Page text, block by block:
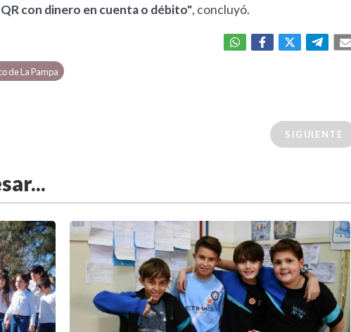
con dinero en cuenta o débito", concluyó.
de La Pampa
SIGUIENTE